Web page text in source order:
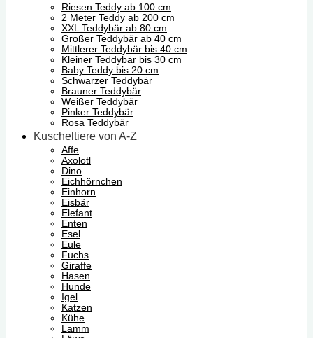
Riesen Teddy ab 100 cm
2 Meter Teddy ab 200 cm
XXL Teddybär ab 80 cm
Großer Teddybär ab 40 cm
Mittlerer Teddybär bis 40 cm
Kleiner Teddybär bis 30 cm
Baby Teddy bis 20 cm
Schwarzer Teddybär
Brauner Teddybär
Weißer Teddybär
Pinker Teddybär
Rosa Teddybär
Kuscheltiere von A-Z
Affe
Axolotl
Dino
Eichhörnchen
Einhorn
Eisbär
Elefant
Enten
Esel
Eule
Fuchs
Giraffe
Hasen
Hunde
Igel
Katzen
Kühe
Lamm